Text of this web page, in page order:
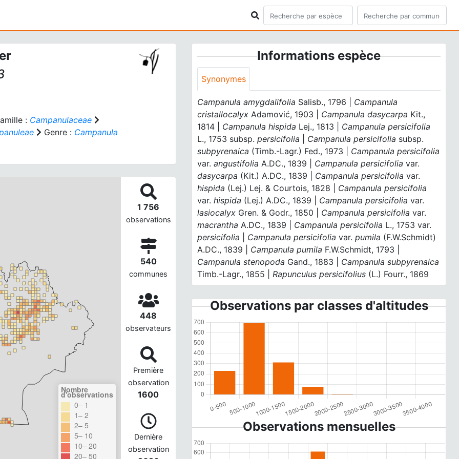
: Campanulaceae
Genre : Campanula
Nombre
d'observations
0– 1
1– 2
2– 5
5– 10
10– 20
20– 50
1 756
observations
540
communes
448
observateurs
Première
observation
1600
Dernière
observation
Informations espèce
Synonymes
Campanula amygdalifolia Salisb., 1796 | Campanula
cristallocalyx Adamović, 1903 | Campanula dasycarpa Kit.,
1814 | Campanula hispida Lej., 1813 | Campanula persicifolia
L., 1753 subsp. persicifolia Campanula persicifolia subsp.
subpyrenaica (Timb.-Lagr.) Fed., 1973 | Campanula persicifolia
var. angustifolia A.DC., 1839 | Campanula persicifoliavar.
dasycarpa (Kit.) A.DC., 1839 | Campanula persicifoliavar.
hispida (Lej.) Lej. & Courtois, 1828 | Campanula persicifolia
var. hispida (Lej.) A.DC., 1839 | Campanula persicifoliavar.
lasiocalyx Gren. & Godr., 1850 | Campanula persicifoliavar.
macrantha A.DC., 1839 | Campanula persicifolia L., 1753 var.
persicifolia
Campanula persicifoliavar. pumila (F.W.Schmidt)
A.DC., 1839 | Campanula pumila F.W.Schmidt, 1793 |
Campanula stenopoda Gand., 1883 | Campanula subpyrenaica
Timb.-Lagr., 1855 |Rapunculus persicifolius (L.) Fourr., 1869
Observations par classes d'altitudes
Observations mensuelles